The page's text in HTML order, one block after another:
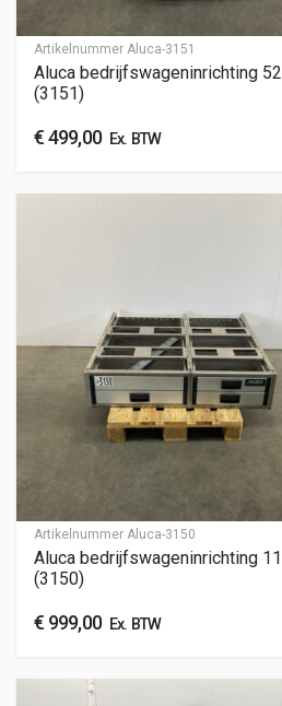
Artikelnummer Aluca-3151
Aluca bedrijfswageninrichting
(3151)
€499,00Ex. BTW
Artikelnummer Aluca-3150
Aluca bedrijfswageninrichting
(3150)
€ 999,00Ex. BTW